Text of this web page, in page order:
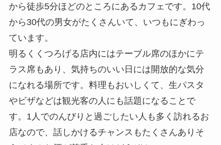
から徒歩5分ほどのところにあるカフェです。10代
から30代の男女がたくさんいて、いつもにぎわっ
ています。
明るくくつろげる店内にはテーブル席のほかにテ
ラス席もあり、気持ちのいい日には開放的な気分
になれる場所です。料理もおいしくて、生パスタ
やビザなどは観光客の人にも話題になることで
す。1人でのんびりと過ごしたい人も多く訪れるお
店なので、話しかけるチャンスもたくさんありそ